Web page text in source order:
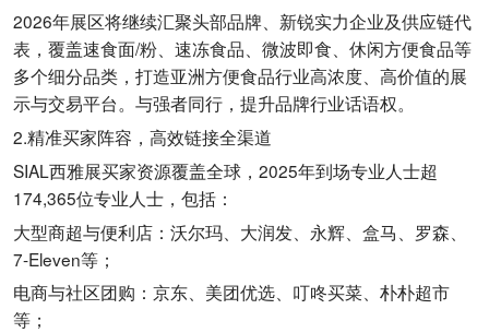
2026年展区将继续汇聚头部品牌、新锐实力企业及供应链代
表，覆盖速食面/粉、速冻食品、微波即食、休闲方便食品等
多个细分品类，打造亚洲方便食品行业高浓度、高价值的展
示与交易平台。与强者同行，提升品牌行业话语权。
2.精准买家阵容，高效链接全渠道
SIAL西雅展买家资源覆盖全球，2025年到场专业人士超
174,365位专业人士，包括：
大型商超与便利店：沃尔玛、大润发、永辉、盒马、罗森、
7-Eleven等；
电商与社区团购：京东、美团优选、叮咚买菜、朴朴超市
等；